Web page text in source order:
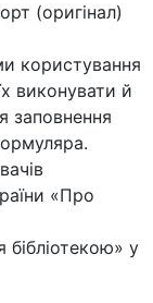
(оригінал)
користування
виконувати й
заповнення
«Про
у